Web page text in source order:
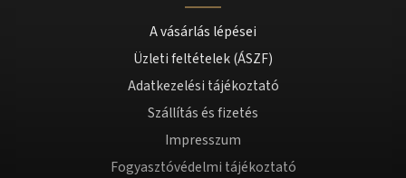
A vásárlás lépései
Üzleti feltételek (ÁSZF)
Adatkezelési tájékoztató
Szállítás és fizetés
Impresszum
Fogyasztóvédelmi tájékoztató